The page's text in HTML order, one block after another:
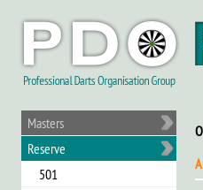
Masters
Reserve
501